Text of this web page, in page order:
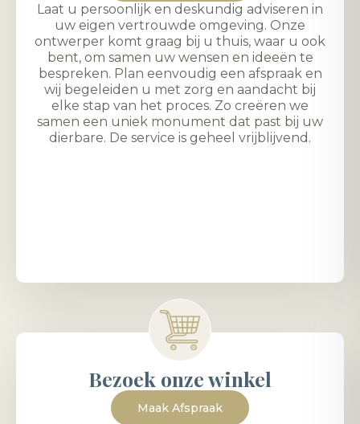
Laat u persoonlijk en deskundig adviseren in
uw eigen vertrouwde omgeving. Onze
ontwerper komt graag bij u thuis, waar u ook
bent, om samen uw wensen en ideeën te
bespreken. Plan eenvoudig een afspraak en
wij begeleiden u met zorg en aandacht bij
elke stap van het proces. Zo creëren we
samen een uniek monument dat past bij uw
dierbare. De service is geheel vrijblijvend.
Bezoek onze winkel
Maak Afspraak